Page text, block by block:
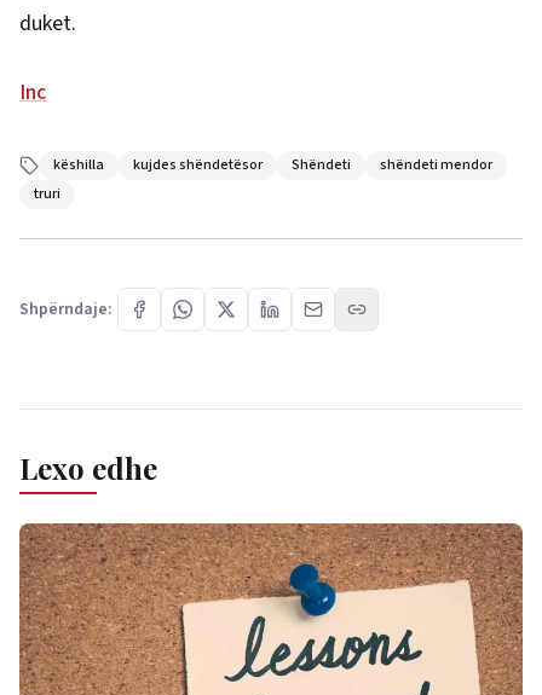
duket.
Inc
këshilla kujdes shëndetësor Shëndeti
shëndeti mendor
truri
Shpërndaje:
Lexo edhe